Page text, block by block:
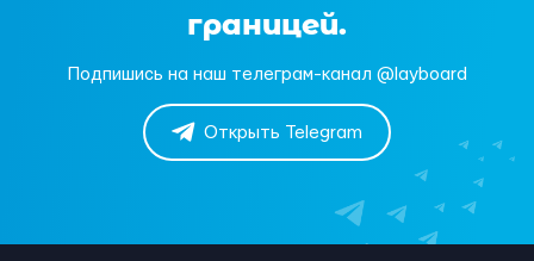
границей.
Подпишись на наш телеграм-канал @layboard
Открыть Telegram